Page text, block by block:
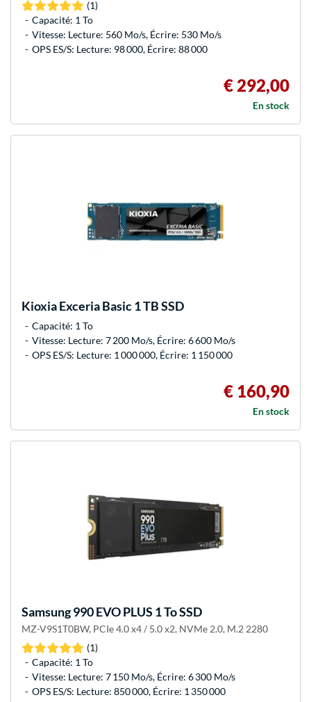
(1)
Capacité: 1 To
Vitesse: Lecture: 560 Mo/s, Écrire: 530 Mo/s
OPS ES/S: Lecture: 98 000, Écrire: 88 000
€ 292,00
En stock
KioxiaExceria Basic 1 TB SSD
Capacité: 1 To
Vitesse: Lecture: 7 200 Mo/s, Écrire: 6 600 Mo/s
OPS ES/S: Lecture: 1 000 000, Écrire: 1 150 000
€ 160,90
En stock
Samsung990 EVO PLUS 1 To SSD
MZ-V9S1T0BW, PCIe 4.0 x4 / 5.0 x2, NVMe 2.0, M.2 2280
(1)
Capacité: 1 To
Vitesse: Lecture: 7 150 Mo/s, Écrire: 6 300 Mo/s
OPS ES/S: Lecture: 850 000, Écrire: 1 350 000